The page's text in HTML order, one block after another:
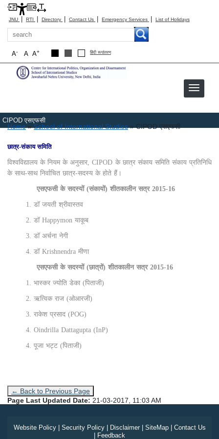
JNU | RTI | Directory | Contact Us | Emergency Services | List of Holidays
Search
A+
A
A- हिंदी रूपांतरण
CIPOD एसएफसी
Breadcrumb
Home School of International Studies CIPOD एसएफसी
छात्र-संकाय समिति
विश्वविद्यालय के नियम के अनुसार, CIPOD के छात्र संकाय समिति संकाय प्रतिनिधि
के साथ-साथ निर्वाचित छात्र-सदस्य के होते हैं।
एसएफसी के सदस्यों (संकायों) शीतकालीन सत्र 2015-16
1. डॉ जयती श्रीवास्तव
2. डॉ Happymon याकूब
3. डॉ अर्चना नेगी
4. डॉ Krishnendra मीणा
एसएफसी के सदस्यों (छात्रों) शीतकालीन सत्र 2015-16
1. भास्कर ज्योति डेका (पिताजी)
2. ऋत्विक राज (ओआरजी)
3. राकेश प्रसाद (POG)
4. Oindrilla Dattagupta (InP)
4. पूजा भट्ट (पिताजी)
← Back to Previous Page
Page Last Updated Date: 21-03-2017, 11:03 AM
Website Policy| Security Policy| Disclaimer| SiteMap| Contact Us
| Feedback